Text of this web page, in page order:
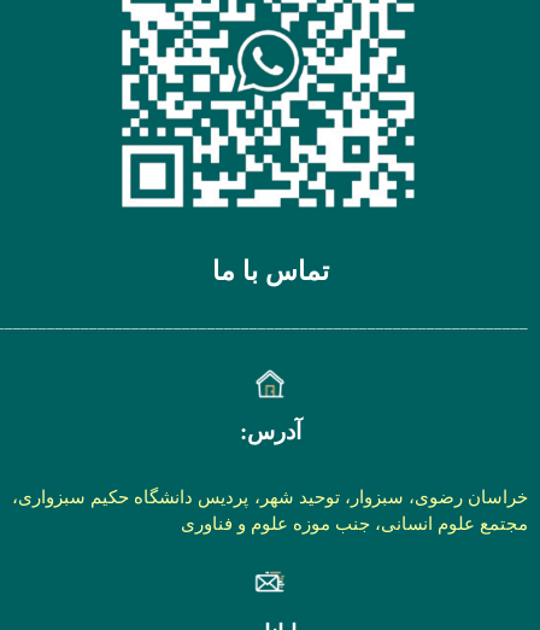
تماس با ما
آدرس:
خراسان رضوی، سبزوار، توحید شهر، پردیس دانشگاه حکیم سبزواری،
مجتمع علوم انسانی، جنب موزه علوم و فناوری